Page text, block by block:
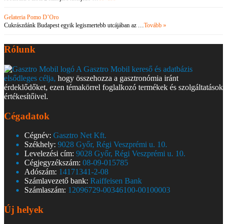
Gelateria Pomo D’Oro
Cukrászdánk Budapest egyik legismertebb utcájában az … Tovább »
Rólunk
A Gasztro Mobil kereső és adatbázis
elsődleges célja, hogy összehozza a gasztronómia iránt
érdeklődőket, ezen témakörrel foglalkozó termékek és szolgáltatások
értékesítőivel.
Cégadatok
Cégnév: Gasztro Net Kft.
Székhely: 9028 Győr, Régi Veszprémi u. 10.
Levelezési cím: 9028 Győr, Régi Veszprémi u. 10.
Cégjegyzékszám: 08-09-015785
Adószám: 14171341-2-08
Számlavezető bank: Raiffeisen Bank
Számlaszám: 12096729-00346100-00100003
Új helyek